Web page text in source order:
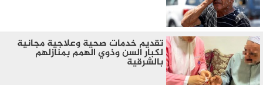
تقديم خدمات صحية وعلاجية مجانية
لكبار السن وذوي الهمم بمنازلهم
بالشرقية